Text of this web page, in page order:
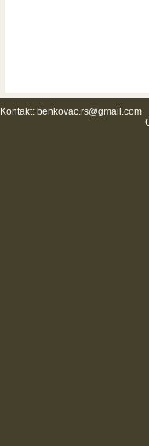
Kontakt: benkovac.rs@gmail.com